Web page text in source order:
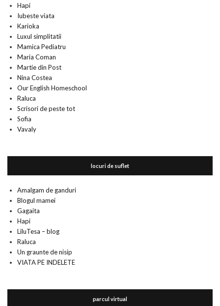
Hapi
Iubeste viata
Karioka
Luxul simplitatii
Mamica Pediatru
Maria Coman
Martie din Post
Nina Costea
Our English Homeschool
Raluca
Scrisori de peste tot
Sofia
Vavaly
locuri de suflet
Amalgam de ganduri
Blogul mamei
Gagaita
Hapi
LiluTesa – blog
Raluca
Un graunte de nisip
VIATA PE INDELETE
parcul virtual